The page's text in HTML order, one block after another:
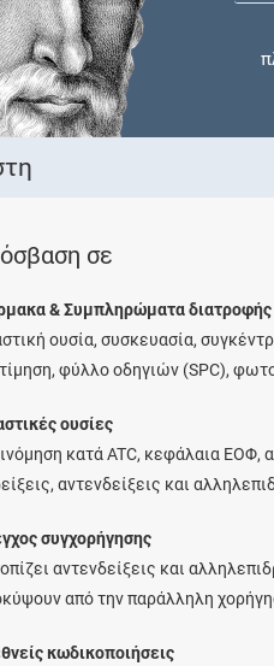
σε
& Συμπληρώματα διατροφής
ουσία, συσκευασία,
φύλλο οδηγιών (SPC),
ουσίες
κατά ATC, κεφάλαια ΕΟΦ,
αντενδείξεις και
συγχορήγησης
αντενδείξεις και
από την παράλληλη
κωδικοποιήσεις